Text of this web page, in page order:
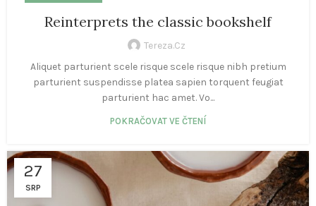
Reinterprets the classic bookshelf
Tereza.cz
Aliquet parturient scele risque scele risque nibh pretium
parturient suspendisse platea sapien torquent feugiat
parturient hac amet. Vo...
POKRAČOVAT VE ČTENÍ
27
SRP